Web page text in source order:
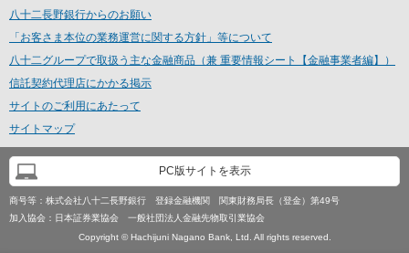
八十二長野銀行からのお願い
「お客さま本位の業務運営に関する方針」等について
八十二グループで取扱う主な金融商品（兼 重要情報シート【金融事業者編】）
信託契約代理店にかかる掲示
サイトのご利用にあたって
サイトマップ
PC版サイトを表示
商号等： 株式会社八十二長野銀行 登録金融機関 関東財務局長（登金）第49号
加入協会： 日本証券業協会 一般社団法人金融先物取引業協会
Copyright © Hachijuni Nagano Bank, Ltd. All rights reserved.